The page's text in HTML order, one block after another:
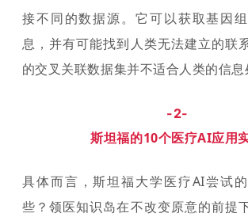
接不同的数据源。它可以获取基因
息，并有可能找到人类无法建立的联
的交叉关联数据集并不适合人类的信息
-2-
斯坦福的10个医疗AI应用
具体而言，斯坦福大学医疗AI尝试
些？领医知识岛在不改变原意的前提